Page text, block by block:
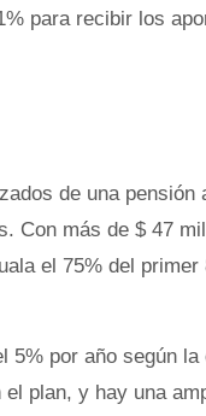
para recibir los
de una pensión
Con más de $ 47
el 75% del primer
5% por año según la
plan, y hay una